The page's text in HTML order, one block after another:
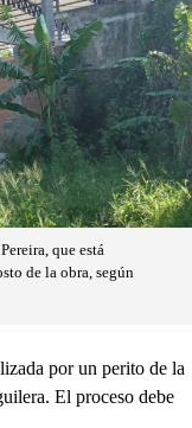
que está
de la obra, según
por un perito de la
El proceso debe